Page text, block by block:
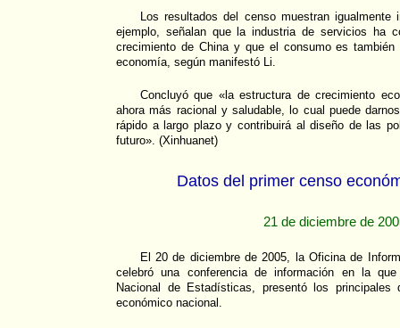
Los resultados del censo muestran igualmente
ejemplo, señalan que la industria de servicios ha
crecimiento de China y que el consumo es
economía, según manifestó Li.
Concluyó que «la estructura de crecimiento
ahora más racional y saludable, lo cual puede
rápido a largo plazo y contribuirá al diseño de las
futuro». (Xinhuanet)
Datos del primer censo
21 de diciembre de
El 20 de diciembre de 2005, la Oficina de
celebró una conferencia de información en la
Nacional de Estadísticas, presentó los
económico nacional.